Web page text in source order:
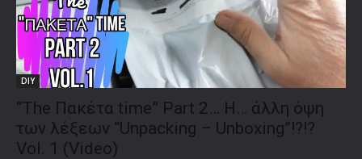
DIY
“The Πακέτα time” Part 2… Η… άλλη όψη
των λέξεων “Unpacking – Unboxing”!?!?
Vol. 1 (Video)